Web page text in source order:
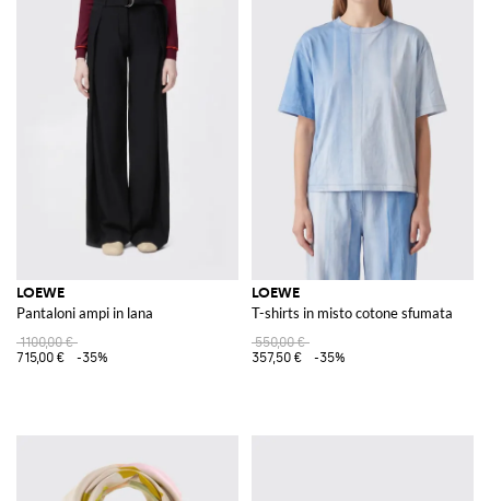
LOEWE
Pantaloni ampi in lana
1100,00 €
715,00 €
-35%
LOEWE
T-shirts in misto cotone sfumata
550,00 €
357,50 €
-35%